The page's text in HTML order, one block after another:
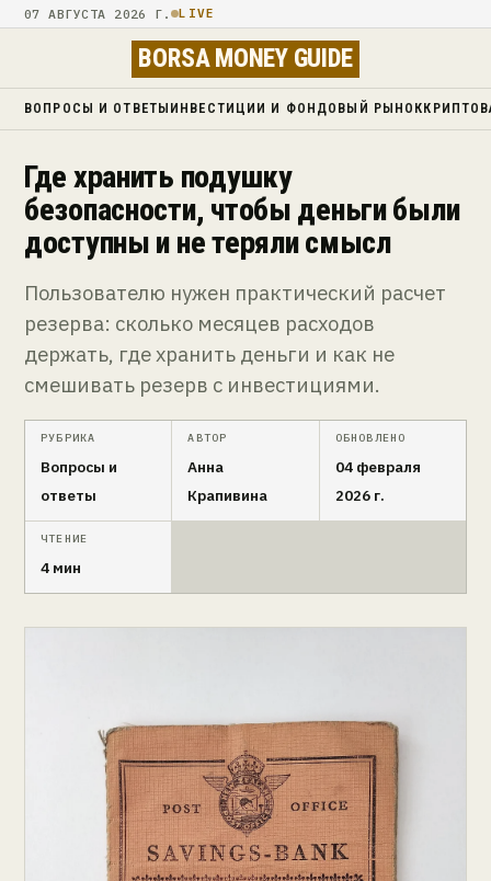
07 АВГУСТА 2026 Г. LIVE
BORSA MONEY GUIDE
ВОПРОСЫ И ОТВЕТЫ ИНВЕСТИЦИИ И ФОНДОВЫЙ РЫНОК
Где хранить подушку
безопасности, чтобы деньги были
доступны и не теряли смысл
Пользователю нужен практический расчет
резерва: сколько месяцев расходов
держать, где хранить деньги и как не
смешивать резерв с инвестициями.
РУБРИКА
Вопросы и
ответы
АВТОР
Анна
Крапивина
ОБНОВЛЕНО
04 февраля
2026 г.
ЧТЕНИЕ
4 мин